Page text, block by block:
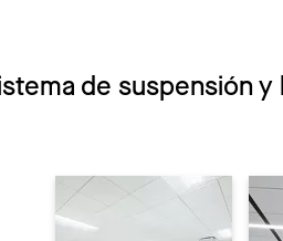
de suspensión